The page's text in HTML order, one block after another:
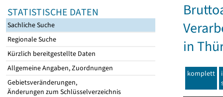
STATISTISCHE DATEN
Sachliche Suche
Regionale Suche
Kürzlich bereitgestellte Daten
Allgemeine Angaben, Zuordnungen
Gebietsveränderungen,
Änderungen zum Schlüsselverzeichnis
in
komplett